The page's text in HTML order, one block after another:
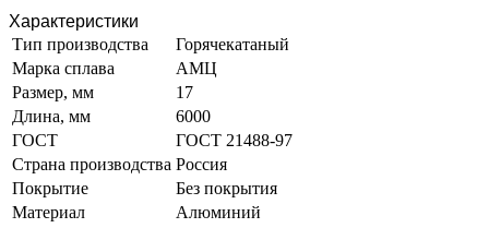
Характеристики
Тип производства
Горячекатаный
Марка сплава
АМЦ
Размер, мм
17
Длина, мм
6000
ГОСТ
ГОСТ 21488-97
Страна производства Россия
Покрытие
Без покрытия
Материал
Алюминий